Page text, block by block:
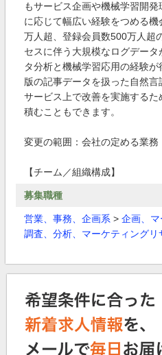
もサービス企画や機械学習開
に応じて幅広い経験をつめる
万人超、登録会員数500万人超
セスに伴う大規模なログデー
タ分析と機械学習応用の経験
版の記事データを扱った自然
サービス上で改善を実施する
積むこともできます。
変更の範囲：会社の定める業務
【チーム／組織構成】
募集職種
営業、事務、企画系 > 企画、
調査、分析、マーケティングリ